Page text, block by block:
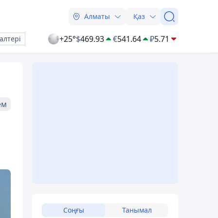
Алматы Қаз
+25°$469.93 €541.64 ₽5.71
Соңғы Танымал